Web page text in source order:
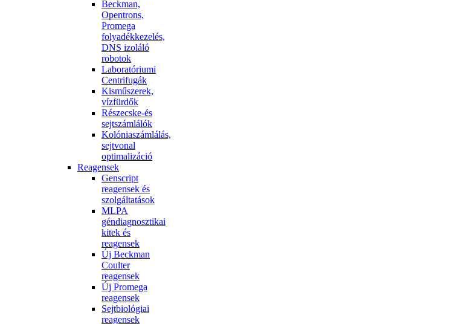
Beckman,
Opentrons,
Promega
folyadékkezelés,
DNS izoláló
robotok
Laboratóriumi
Centrifugák
Kisműszerek,
vízfürdők
Részecske-és
sejtszámlálók
Kolóniaszámlálás,
sejtvonal
optimalizáció
Reagensek
Genscript
reagensek és
szolgáltatások
MLPA
géndiagnosztikai
kitek és
reagensek
Új Beckman
Coulter
reagensek
Új Promega
reagensek
Sejtbiológiai
reagensek